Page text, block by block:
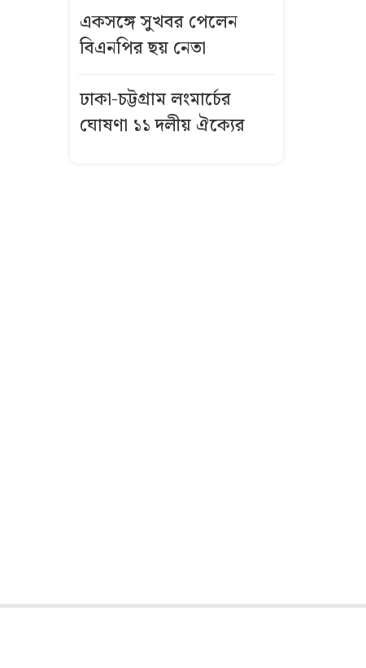
ঠেকাতে গভীর
ষড়যন্ত্র, নেপথ্যে
কারা?
বন্ধুর স্ত্রীর গলায়
ছুরি ধরে ধর্ষণ
একসঙ্গে সুখবর পেলেন
বিএনপির ছয় নেতা
ঢাকা-চট্টগ্রাম লংমার্চের
ঘোষণা ১১ দলীয় ঐক্যের